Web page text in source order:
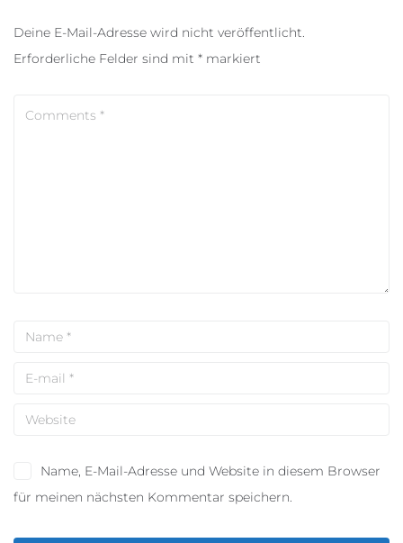
Deine E-Mail-Adresse wird nicht veröffentlicht.
Erforderliche Felder sind mit * markiert
Name, E-Mail-Adresse und Website in diesem Browser
für meinen nächsten Kommentar speichern.